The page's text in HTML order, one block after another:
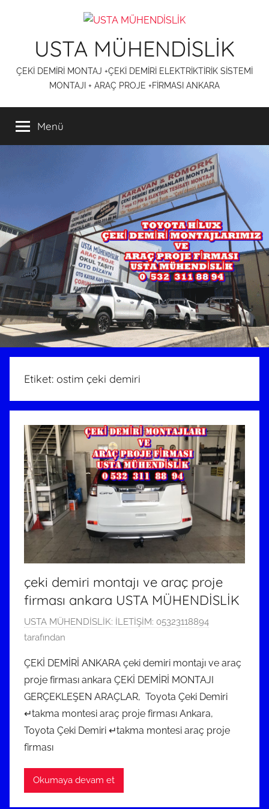
USTA MÜHENDİSLİK
ÇEKİ DEMİRİ MONTAJ +ÇEKİ DEMİRİ ELEKTRİKTİRİK SİSTEMİ
MONTAJI + ARAÇ PROJE +FİRMASI ANKARA
Menü
Etiket: ostim çeki demiri
çeki demiri montajı ve araç proje
firması ankara USTA MÜHENDİSLİK
2
3
a
y
ı
s
2
0
t
USTA MÜHENDİSLİK: İLETİŞİM: 05323118894
tarafından
ÇEKİ DEMİRİ ANKARA çeki demiri montajı ve araç
proje firması ankara ÇEKİ DEMİRİ MONTAJI
GERÇEKLEŞEN ARAÇLAR, Toyota Çeki Demiri
↵takma montesi araç proje firması Ankara,
Toyota Çeki Demiri ↵takma montesi araç proje
firması
Okumaya devam et